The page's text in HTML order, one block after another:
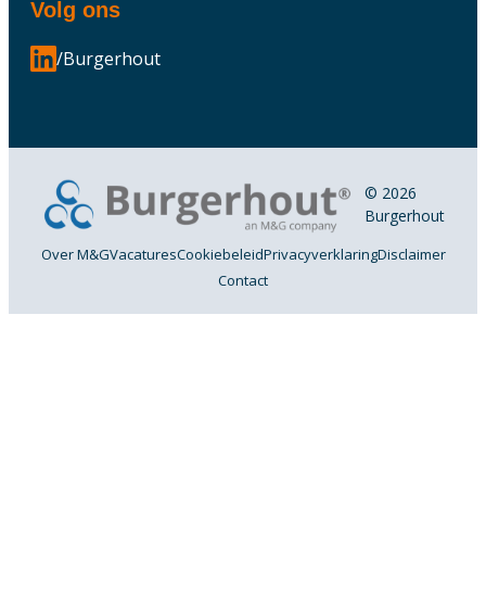
Volg ons
/Burgerhout
© 2026
Burgerhout
Over M&GVacaturesCookiebeleidPrivacyverklaringDisclaimer
Contact